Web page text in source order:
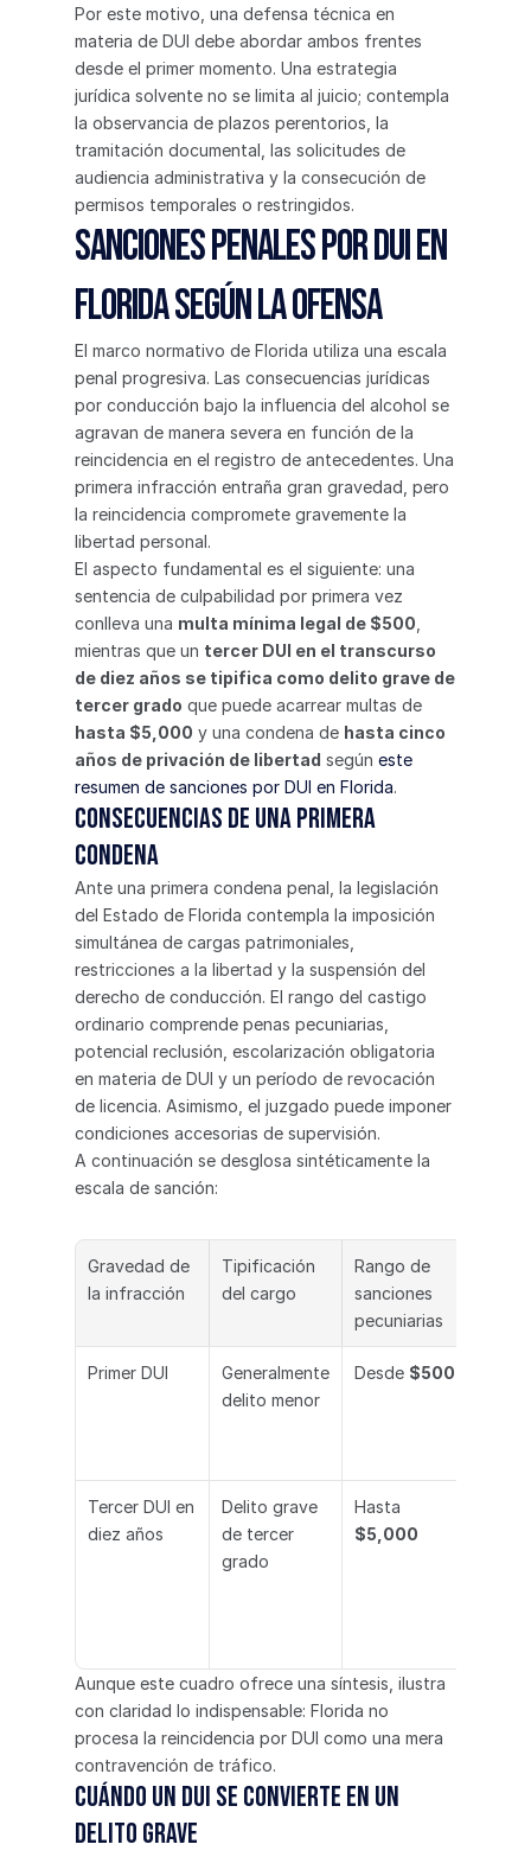
Por este motivo, una defensa técnica en
materia de DUI debe abordar ambos frentes
desde el primer momento. Una estrategia
jurídica solvente no se limita al juicio; contempla
la observancia de plazos perentorios, la
tramitación documental, las solicitudes de
audiencia administrativa y la consecución de
permisos temporales o restringidos.
Sanciones penales por DUI en
Florida según la ofensa
El marco normativo de Florida utiliza una escala
penal progresiva. Las consecuencias jurídicas
por conducción bajo la influencia del alcohol se
agravan de manera severa en función de la
reincidencia en el registro de antecedentes. Una
primera infracción entraña gran gravedad, pero
la reincidencia compromete gravemente la
libertad personal.
El aspecto fundamental es el siguiente: una
sentencia de culpabilidad por primera vez
conlleva una multa mínima legal de $500,
mientras que un tercer DUI en el transcurso
de diez años se tipifica como delito grave de
tercer grado
que puede acarrear multas de
hasta $5,000 y una condena de hasta cinco
años de privación de libertad según este
resumen de sanciones por DUI en Florida.
Consecuencias de una primera
condena
Ante una primera condena penal, la legislación
del Estado de Florida contempla la imposición
simultánea de cargas patrimoniales,
restricciones a la libertad y la suspensión del
derecho de conducción. El rango del castigo
ordinario comprende penas pecuniarias,
potencial reclusión, escolarización obligatoria
en materia de DUI y un período de revocación
de licencia. Asimismo, el juzgado puede imponer
condiciones accesorias de supervisión.
A continuación se desglosa sintéticamente la
escala de sanción:
Gravedad de
la infracción
Tipificación
del cargo
Rango de
sanciones
pecuniarias
Primer DUI
Generalmente
delito menor
Desde $500
Tercer DUI en
diez años
Delito grave
de tercer
grado
$5,000
Aunque este cuadro ofrece una síntesis, ilustra
con claridad lo indispensable: Florida no
procesa la reincidencia por DUI como una mera
contravención de tráfico.
Cuándo un DUI se convierte en un
delito grave